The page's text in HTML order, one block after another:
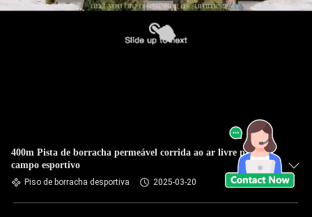
400m Pista de borracha permeável corrida ao ar livre para
campo esportivo
Piso de borracha desportiva 2025-03-20